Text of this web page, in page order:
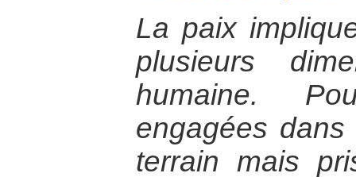
La paix
plusieurs
humaine.
engagées
terrain mais